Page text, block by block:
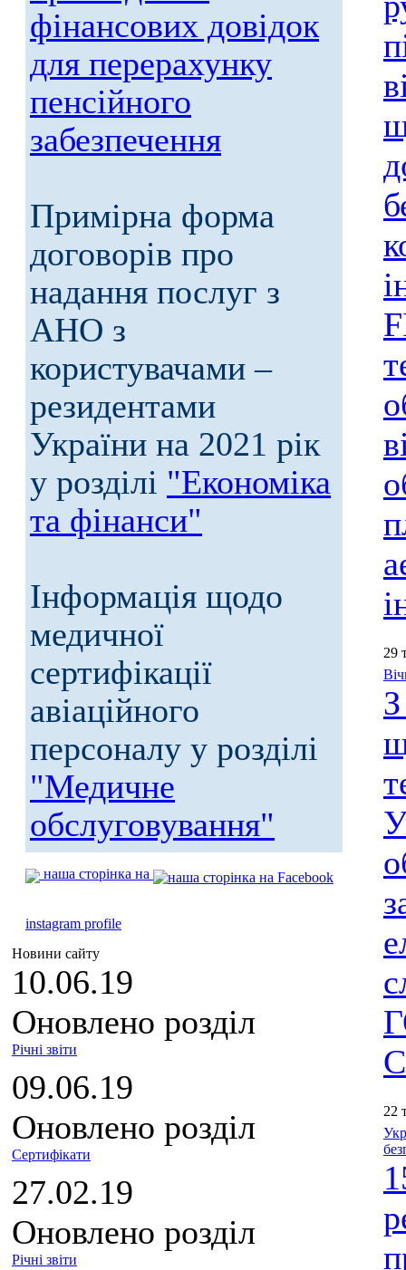
фінансових довідок
для перерахунку
пенсійного
забезпечення
Примірна форма
договорів про
надання послуг з
АНО з
користувачами –
резидентами
України на 2021 рік
у розділі "Економіка
та фінанси"
Інформація щодо
медичної
сертифікації
авіаційного
персоналу у розділі
"Медичне
обслуговування"
наша сторінка на
instagram profile
Новини сайту
10.06.19
Оновлено розділ
Річні звіти
09.06.19
Оновлено розділ
Сертифікати
27.02.19
Оновлено розділ
Річні звіти
29
22